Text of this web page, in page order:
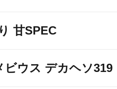
甘SPEC
ビウス デカヘソ319